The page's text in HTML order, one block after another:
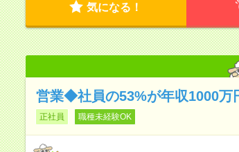
気になる！
営業◆社員の53%が年収1000万
正社員 職種未経験OK